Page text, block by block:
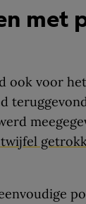
met
ook voor